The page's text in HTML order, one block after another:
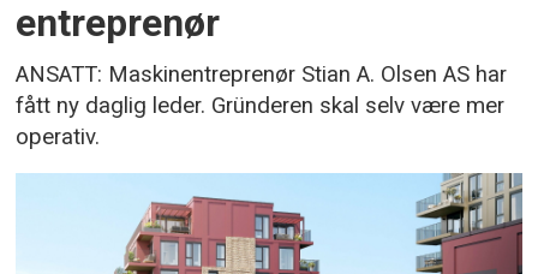
entreprenør
ANSATT: Maskinentreprenør Stian A. Olsen AS har
fått ny daglig leder. Gründeren skal selv være mer
operativ.